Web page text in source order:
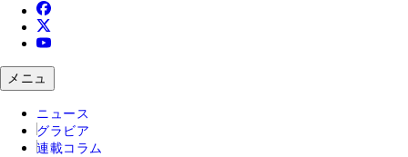
メニュ
ニュース
グラビア
連載コラム